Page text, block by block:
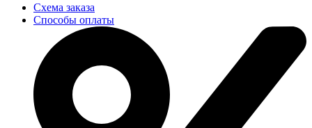
Схема заказа
Способы оплаты